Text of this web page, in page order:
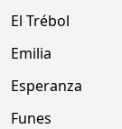
El Trébol
Emilia
Esperanza
Funes